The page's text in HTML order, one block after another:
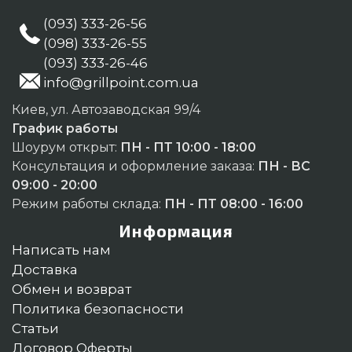
(093) 333-26-56
(098) 333-26-55
(093) 333-26-46
info@grillpoint.com.ua
Киев, ул. Автозаводская 99/4
График работы
Шоурум открыт: ПН - ПТ 10:00 - 18:00
Консультация и оформление заказа: ПН - ВС
09:00 - 20:00
Режим работы склада: ПН - ПТ 08:00 - 16:00
Информация
Написать нам
Доставка
Обмен и возврат
Политика безопасности
Статьи
Договор Оферты